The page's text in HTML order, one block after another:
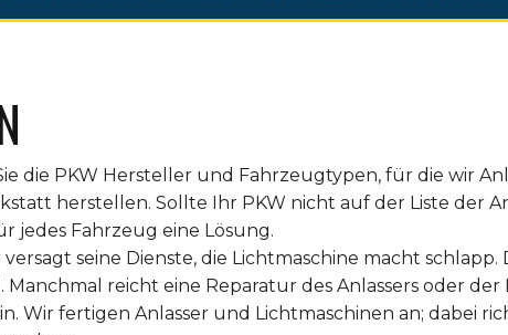
die PKW Hersteller und Fahrzeugtypen, für die wir
herstellen. Sollte Ihr PKW nicht auf der Liste der
jedes Fahrzeug eine Lösung.
versagt seine Dienste, die Lichtmaschine macht
Manchmal reicht eine Reparatur des Anlassers oder
Wir fertigen Anlasser und Lichtmaschinen an; dabei